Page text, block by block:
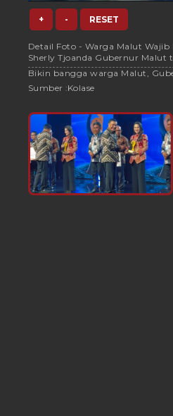
+ - RESET
Detail Foto - Warga Malut
Sherly Tjoanda Gubernur Malut
Bikin bangga warga Malut,
Sumber :Kolase